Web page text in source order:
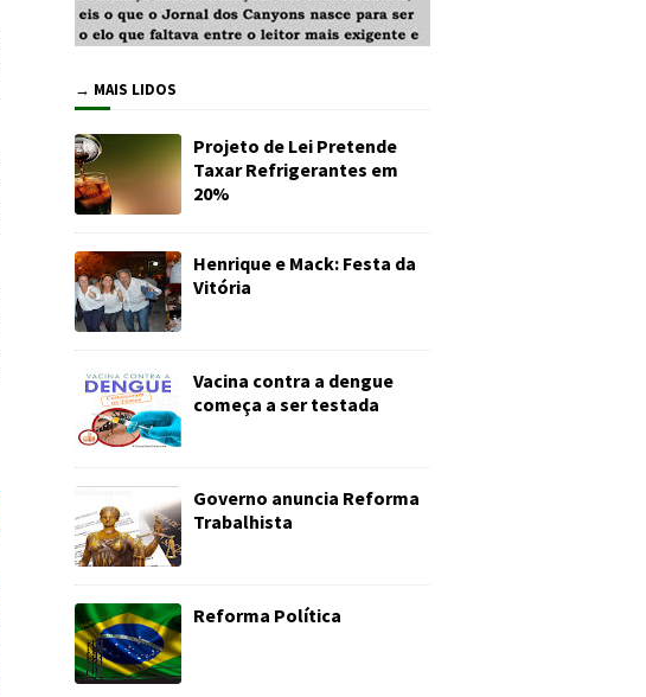
→ MAIS LIDOS
Projeto de Lei Pretende
Taxar Refrigerantes em
20%
Henrique e Mack: Festa da
Vitória
Vacina contra a dengue
começa a ser testada
Governo anuncia Reforma
Trabalhista
Reforma Política